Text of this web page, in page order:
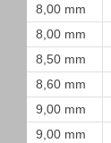
8,00 mm
8,00 mm
8,50 mm
8,60 mm
9,00 mm
9,00 mm